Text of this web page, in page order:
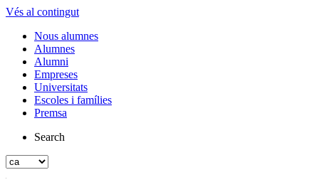
Vés al contingut
Nous alumnes
Alumnes
Alumni
Empreses
Universitats
Escoles i famílies
Premsa
Search